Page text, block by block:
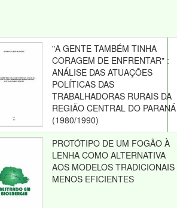
"A GENTE TAMBÉM TINHA
CORAGEM DE ENFRENTAR" :
ANÁLISE DAS ATUAÇÕES
POLÍTICAS DAS
TRABALHADORAS RURAIS DA
REGIÃO CENTRAL DO PARANÁ
(1980/1990)
PROTÓTIPO DE UM FOGÃO À
LENHA COMO ALTERNATIVA
AOS MODELOS TRADICIONAIS
MENOS EFICIENTES